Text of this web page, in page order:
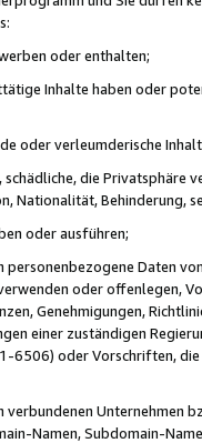
oder enthalten;
Inhalte haben oder
oder verleumderische
die Privatsphäre
Nationalität, Behinderung,
oder ausführen;
Daten
oder offenlegen,
Genehmigungen,
einer zuständigen
6506) oder Vorschriften,
verbundenen Unternehmen
Namen, Subdomain-